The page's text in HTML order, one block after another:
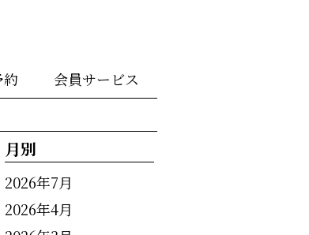
会員サービス
月別
2026年7月
2026年4月